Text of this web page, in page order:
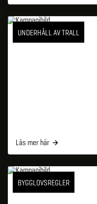
UNDERHÅLL AV TRALL
Läs mer här
BYGGLOVSREGLER